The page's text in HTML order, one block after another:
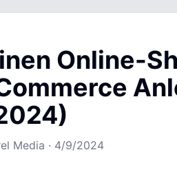
Online-
Media · 4/9/2024